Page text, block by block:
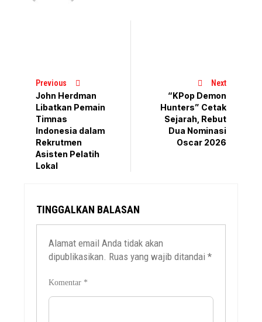
Previous
John Herdman
Libatkan Pemain
Timnas
Indonesia dalam
Rekrutmen
Asisten Pelatih
Lokal
Next
“KPop Demon
Hunters” Cetak
Sejarah, Rebut
Dua Nominasi
Oscar 2026
TINGGALKAN BALASAN
Alamat email Anda tidak akan
dipublikasikan. Ruas yang wajib ditandai*
Komentar *